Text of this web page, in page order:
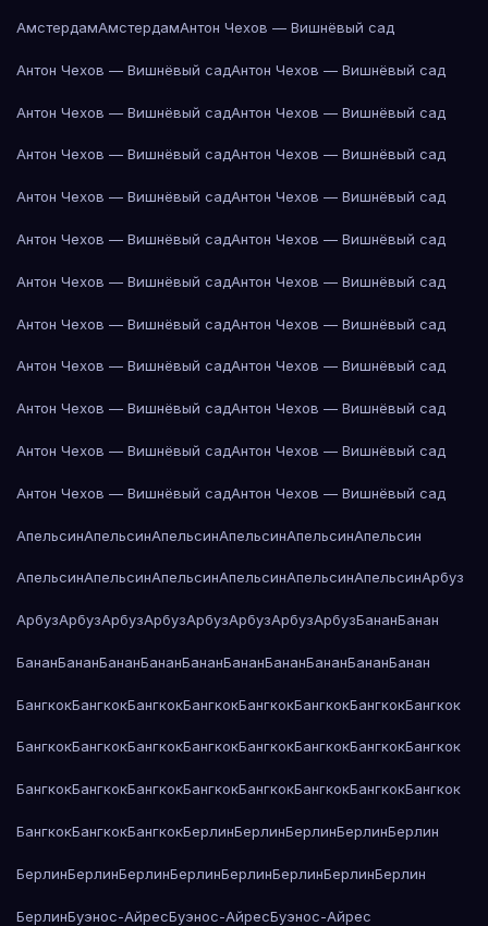
АмстердамАмстердамАнтон Чехов — Вишнёвый сад
Антон Чехов — Вишнёвый садАнтон Чехов — Вишнёвый сад
Антон Чехов — Вишнёвый садАнтон Чехов — Вишнёвый сад
Антон Чехов — Вишнёвый садАнтон Чехов — Вишнёвый сад
Антон Чехов — Вишнёвый садАнтон Чехов — Вишнёвый сад
Антон Чехов — Вишнёвый садАнтон Чехов — Вишнёвый сад
Антон Чехов — Вишнёвый садАнтон Чехов — Вишнёвый сад
Антон Чехов — Вишнёвый садАнтон Чехов — Вишнёвый сад
Антон Чехов — Вишнёвый садАнтон Чехов — Вишнёвый сад
Антон Чехов — Вишнёвый садАнтон Чехов — Вишнёвый сад
Антон Чехов — Вишнёвый садАнтон Чехов — Вишнёвый сад
Антон Чехов — Вишнёвый садАнтон Чехов — Вишнёвый сад
АпельсинАпельсинАпельсинАпельсинАпельсинАпельсин
АпельсинАпельсинАпельсинАпельсинАпельсинАпельсинАрбуз
АрбузАрбузАрбузАрбузАрбузАрбузАрбузАрбузБананБанан
БананБананБананБананБананБананБананБананБананБанан
БангкокБангкокБангкокБангкокБангкокБангкокБангкокБангкок
БангкокБангкокБангкокБангкокБангкокБангкокБангкокБангкок
БангкокБангкокБангкокБангкокБангкокБангкокБангкокБангкок
БангкокБангкокБангкокБерлинБерлинБерлинБерлинБерлин
БерлинБерлинБерлинБерлинБерлинБерлинБерлинБерлин
БерлинБуэнос-АйресБуэнос-АйресБуэнос-Айрес